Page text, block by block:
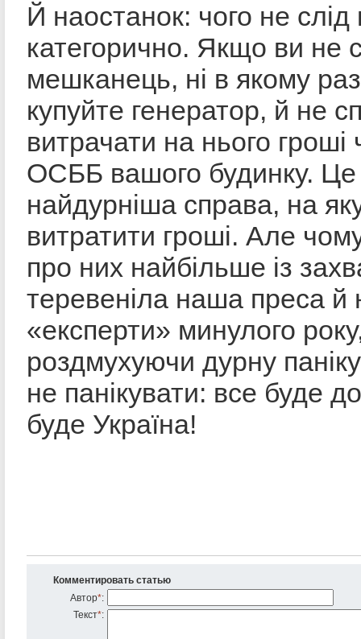
Й наостанок: чого не слід
категорично. Якщо ви не
мешканець, ні в якому
купуйте генератор, й не
витрачати на нього гроші
ОСББ вашого будинку. Це
найдурніша справа, на
витратити гроші. Але
про них найбільше із
теревеніла наша преса й
«експерти» минулого
роздмухуючи дурну
не панікувати: все буде
буде Україна!
Комментировать статью
Автор*:
Текст*: